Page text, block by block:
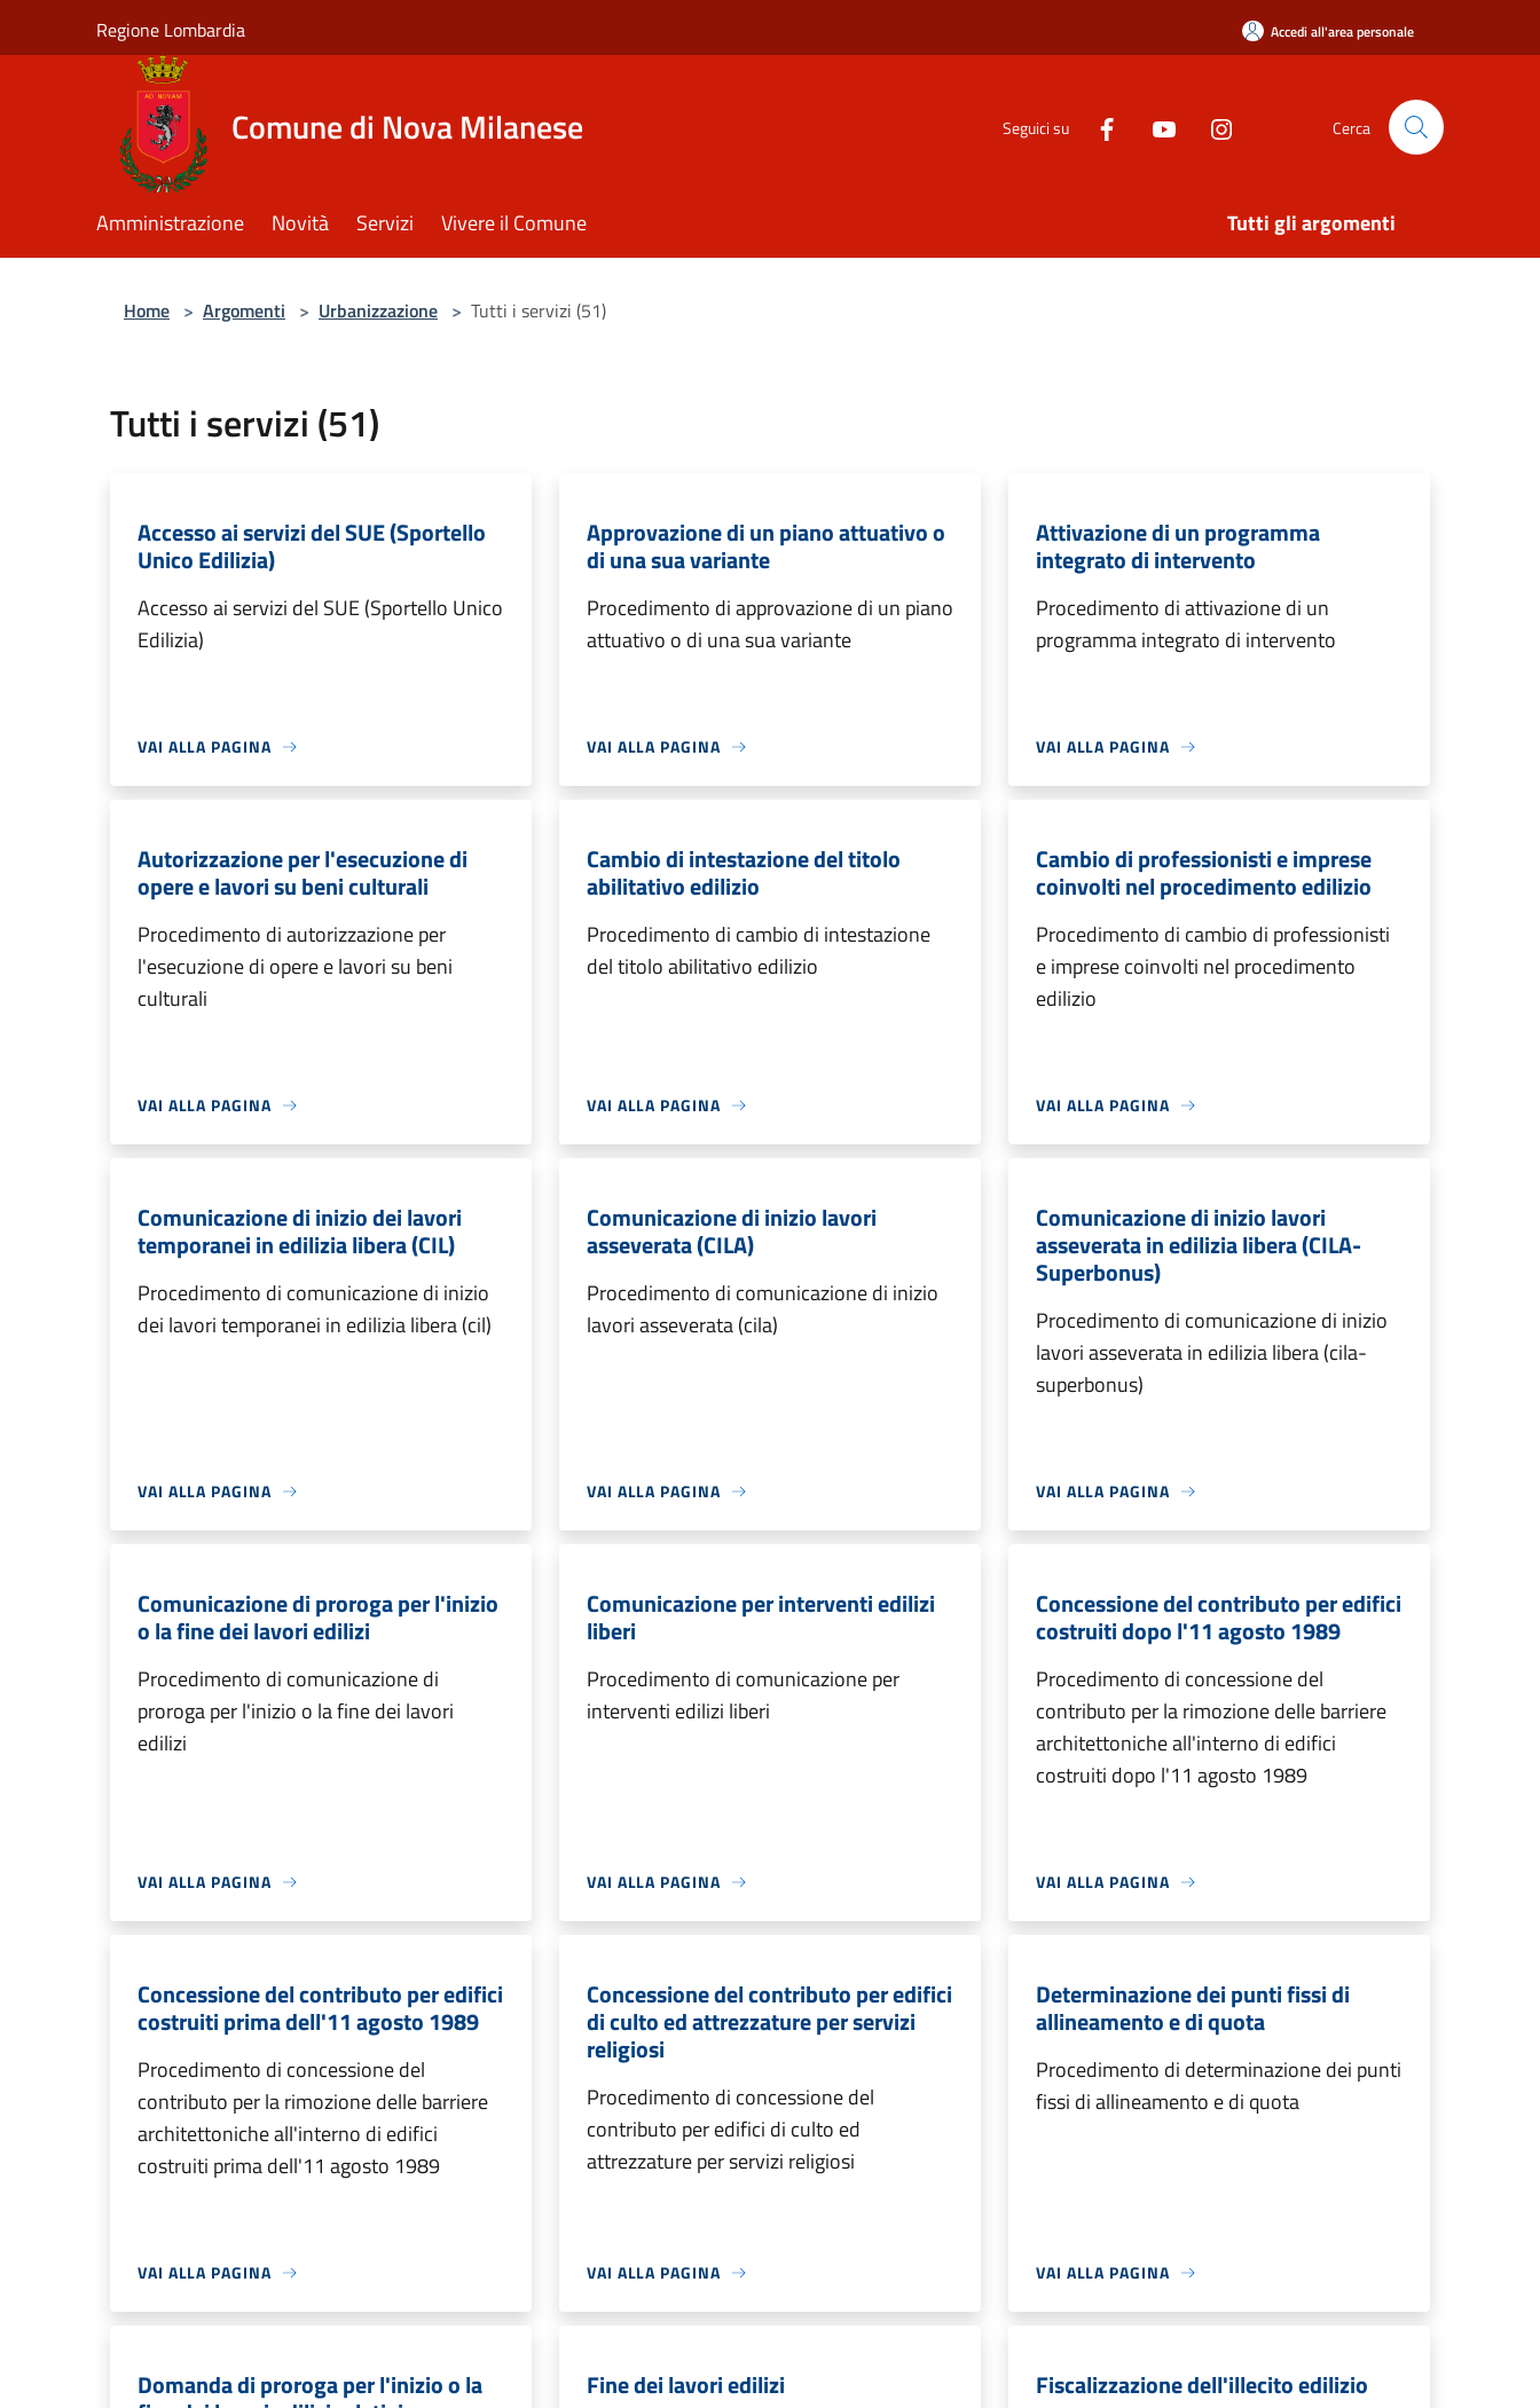
Regione Lombardia Accedi all'area personale
Comune di Nova Milanese Seguici su Cerca
Amministrazione Novità Servizi Vivere il Comune Tutti gli argomenti
Home > Argomenti > Urbanizzazione > Tutti i servizi (51)
Tutti i servizi (51)
Accesso ai servizi del SUE (Sportello
Unico Edilizia)
Accesso ai servizi del SUE (Sportello Unico
Edilizia)
VAI ALLA PAGINA
Approvazione di un piano attuativo o
di una sua variante
Procedimento di approvazione di un piano
attuativo o di una sua variante
VAI ALLA PAGINA
Attivazione di un programma
integrato di intervento
Procedimento di attivazione di un
programma integrato di intervento
VAI ALLA PAGINA
Autorizzazione per l'esecuzione di
opere e lavori su beni culturali
Procedimento di autorizzazione per
l'esecuzione di opere e lavori su beni
culturali
VAI ALLA PAGINA
Cambio di intestazione del titolo
abilitativo edilizio
Procedimento di cambio di intestazione
del titolo abilitativo edilizio
VAI ALLA PAGINA
Cambio di professionisti e imprese
coinvolti nel procedimento edilizio
Procedimento di cambio di professionisti
e imprese coinvolti nel procedimento
edilizio
VAI ALLA PAGINA
Comunicazione di inizio dei lavori
temporanei in edilizia libera (CIL)
Procedimento di comunicazione di inizio
dei lavori temporanei in edilizia libera (cil)
VAI ALLA PAGINA
Comunicazione di inizio lavori
asseverata (CILA)
Procedimento di comunicazione di inizio
lavori asseverata (cila)
VAI ALLA PAGINA
Comunicazione di inizio lavori
asseverata in edilizia libera (CILA-
Superbonus)
Procedimento di comunicazione di inizio
lavori asseverata in edilizia libera (cila-
superbonus)
VAI ALLA PAGINA
Comunicazione di proroga per l'inizio
o la fine dei lavori edilizi
Procedimento di comunicazione di
proroga per l'inizio o la fine dei lavori
edilizi
VAI ALLA PAGINA
Comunicazione per interventi edilizi
liberi
Procedimento di comunicazione per
interventi edilizi liberi
VAI ALLA PAGINA
Concessione del contributo per edifici
costruiti dopo l'11 agosto 1989
Procedimento di concessione del
contributo per la rimozione delle barriere
architettoniche all'interno di edifici
costruiti dopo l'11 agosto 1989
VAI ALLA PAGINA
Concessione del contributo per edifici
costruiti prima dell'11 agosto 1989
Procedimento di concessione del
contributo per la rimozione delle barriere
architettoniche all'interno di edifici
costruiti prima dell'11 agosto 1989
VAI ALLA PAGINA
Concessione del contributo per edifici
di culto ed attrezzature per servizi
religiosi
Procedimento di concessione del
contributo per edifici di culto ed
attrezzature per servizi religiosi
VAI ALLA PAGINA
Determinazione dei punti fissi di
allineamento e di quota
Procedimento di determinazione dei punti
fissi di allineamento e di quota
VAI ALLA PAGINA
Domanda di proroga per l'inizio o la Fine dei lavori edilizi Fiscalizzazione dell'illecito edilizio